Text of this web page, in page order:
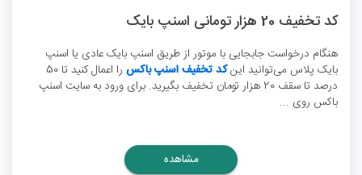
کد تخفیف 20 هزار تومانی اسنپ بایک
هنگام درخواست جابجایی با موتور از طریق اسنپ بایک عادی یا اسنپ
بایک پلاس می‌توانید اینکد تخفیف اسنپ باکس
را اعمال کنید تا 50
درصد تا سقف 20 هزار تومان تخفیف بگیرید. برای ورود به سایت اسنپ
باکس روی ...
مشاهده